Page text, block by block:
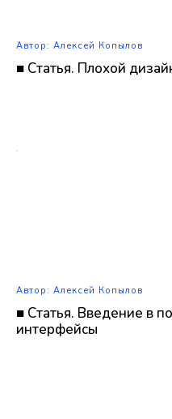
Автор: Алексей Копылов
■ Статья. Плохой
Автор: Алексей Копылов
■ Статья. Введение в
интерфейсы